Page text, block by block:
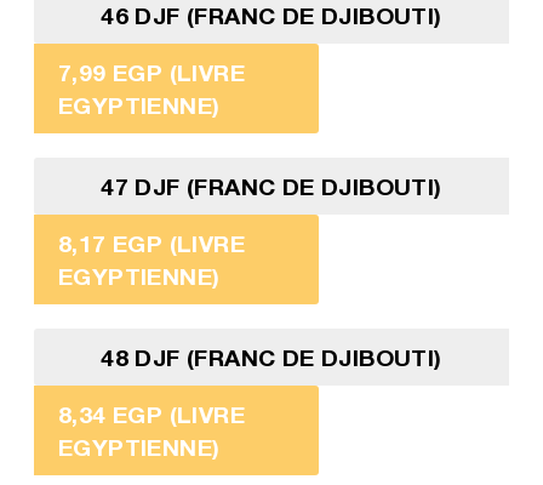
46 DJF (FRANC DE DJIBOUTI)
7,99 EGP (LIVRE
EGYPTIENNE)
47 DJF (FRANC DE DJIBOUTI)
8,17 EGP (LIVRE
EGYPTIENNE)
48 DJF (FRANC DE DJIBOUTI)
8,34 EGP (LIVRE
EGYPTIENNE)